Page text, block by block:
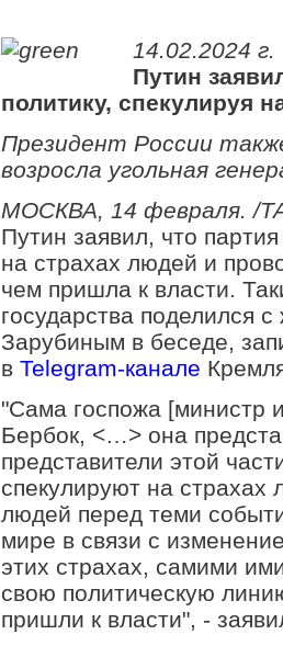
14.02.2024 г.
Путин
политику, спекулируя
Президент России
возросла угольная
МОСКВА, 14 февраля. /
Путин заявил, что
на страхах людей и
чем пришла к власти.
государства поделился
Зарубиным в беседе,
в Telegram-канале
"Сама госпожа [министр
Бербок, <…> она
представители этой
спекулируют на страхах
людей перед теми
мире в связи с
этих страхах, самими
свою политическую
пришли к власти", -